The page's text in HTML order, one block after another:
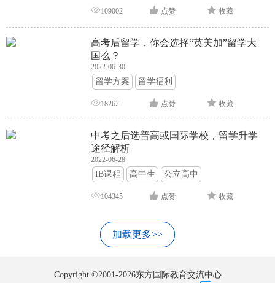
109002 点赞 收藏
高考后留学，你会选择“英美加”留学大
国么？
2022-06-30
留学方案 留学福利
18262 点赞 收藏
中考之后选普高或国际学校，留学升学
途径解析
2022-06-28
IB课程 高中生 公立高中
104345 点赞 收藏
加载更多>>
Copyright ©2001-2026东方国际教育交流中心